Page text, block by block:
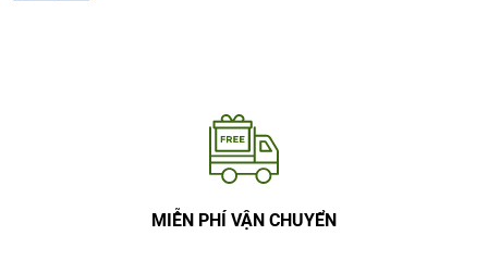
MIỄN PHÍ VẬN CHUYỂN